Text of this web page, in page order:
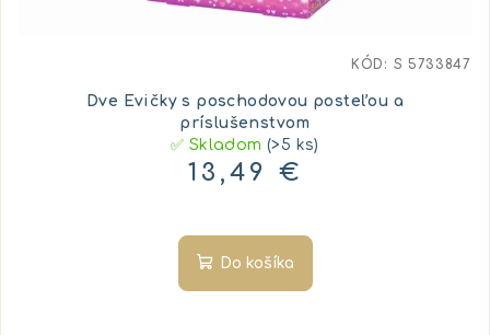
Dve Evičky s poschodovou posteľou a
príslušenstvom
✅ Skladom(>5 ks)
13,49 €
Do košíka
KÓD: S 5733847